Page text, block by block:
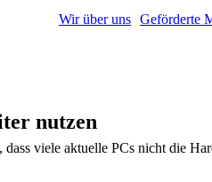
Wir über uns Geförderte
nutzen
viele aktuelle PCs nicht die